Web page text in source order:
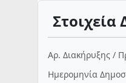
Αρ. Διακήρυξης /
Ημερομηνία